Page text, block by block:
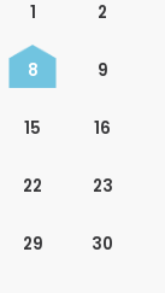
1 2
8 9
15 16
22 23
29 30